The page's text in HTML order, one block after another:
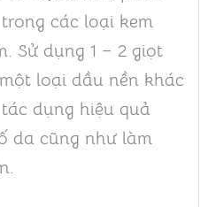
các loại kem
Sử dụng 1 – 2 giọt
loại dầu nền khác
dụng hiệu quả
da cũng như làm